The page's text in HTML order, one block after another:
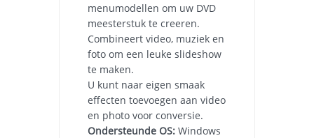
menumodellen om uw DVD
meesterstuk te creeren.
Combineert video, muziek en
foto om een leuke slideshow
te maken.
U kunt naar eigen smaak
effecten toevoegen aan video
en photo voor conversie.
Ondersteunde OS: Windows